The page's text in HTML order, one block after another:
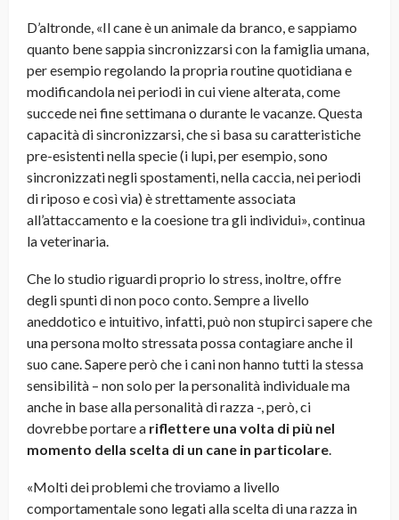
D’altronde, «Il cane è un animale da branco, e sappiamo
quanto bene sappia sincronizzarsi con la famiglia umana,
per esempio regolando la propria routine quotidiana e
modificandola nei periodi in cui viene alterata, come
succede nei fine settimana o durante le vacanze. Questa
capacità di sincronizzarsi, che si basa su caratteristiche
pre-esistenti nella specie (i lupi, per esempio, sono
sincronizzati negli spostamenti, nella caccia, nei periodi
di riposo e così via) è strettamente associata
all’attaccamento e la coesione tra gli individui», continua
la veterinaria.
Che lo studio riguardi proprio lo stress, inoltre, offre
degli spunti di non poco conto. Sempre a livello
aneddotico e intuitivo, infatti, può non stupirci sapere che
una persona molto stressata possa contagiare anche il
suo cane. Sapere però che i cani non hanno tutti la stessa
sensibilità – non solo per la personalità individuale ma
anche in base alla personalità di razza -, però, ci
dovrebbe portare a riflettere una volta di più nel
momento della scelta di un cane in particolare.
«Molti dei problemi che troviamo a livello
comportamentale sono legati alla scelta di una razza in